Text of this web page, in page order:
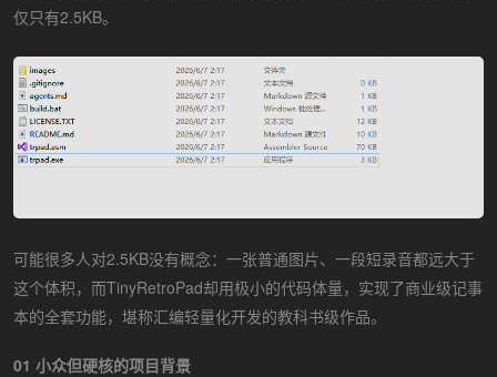
仅只有2.5KB。
可能很多人对2.5KB没有概念：一张普通图片、一段短录音都远大于
这个体积，而TinyRetroPad却用极小的代码体量，实现了商业级记事
本的全套功能，堪称汇编轻量化开发的教科书级作品。
01 小众但硬核的项目背景